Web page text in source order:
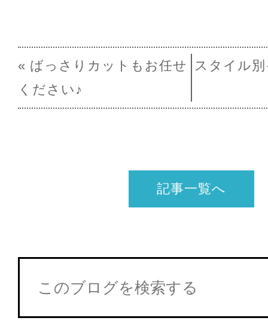
« ばっさりカットもお任せ
ください♪
スタイル
記事一覧へ